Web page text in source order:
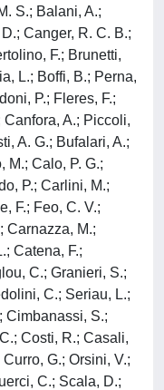
S.; Balani, A.;
Canger, R. C. B.;
F.; Brunetti,
L.; Boffi, B.; Perna,
P.; Fleres, F.;
Canfora, A.; Piccoli,
A. G.; Bufalari, A.;
M.; Calo, P. G.;
P.; Carlini, M.;
F.; Feo, C. V.;
Carnazza, M.;
Catena, F.;
C.; Granieri, S.;
C.; Seriau, L.;
Cimbanassi, S.;
Costi, R.; Casali,
G.; Orsini, V.;
C.; Scala, D.;